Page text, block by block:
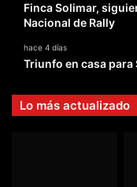
Finca Solimar,
Nacional de Rally
hace 4 días
Triunfo en casa para
Lo más actualizado